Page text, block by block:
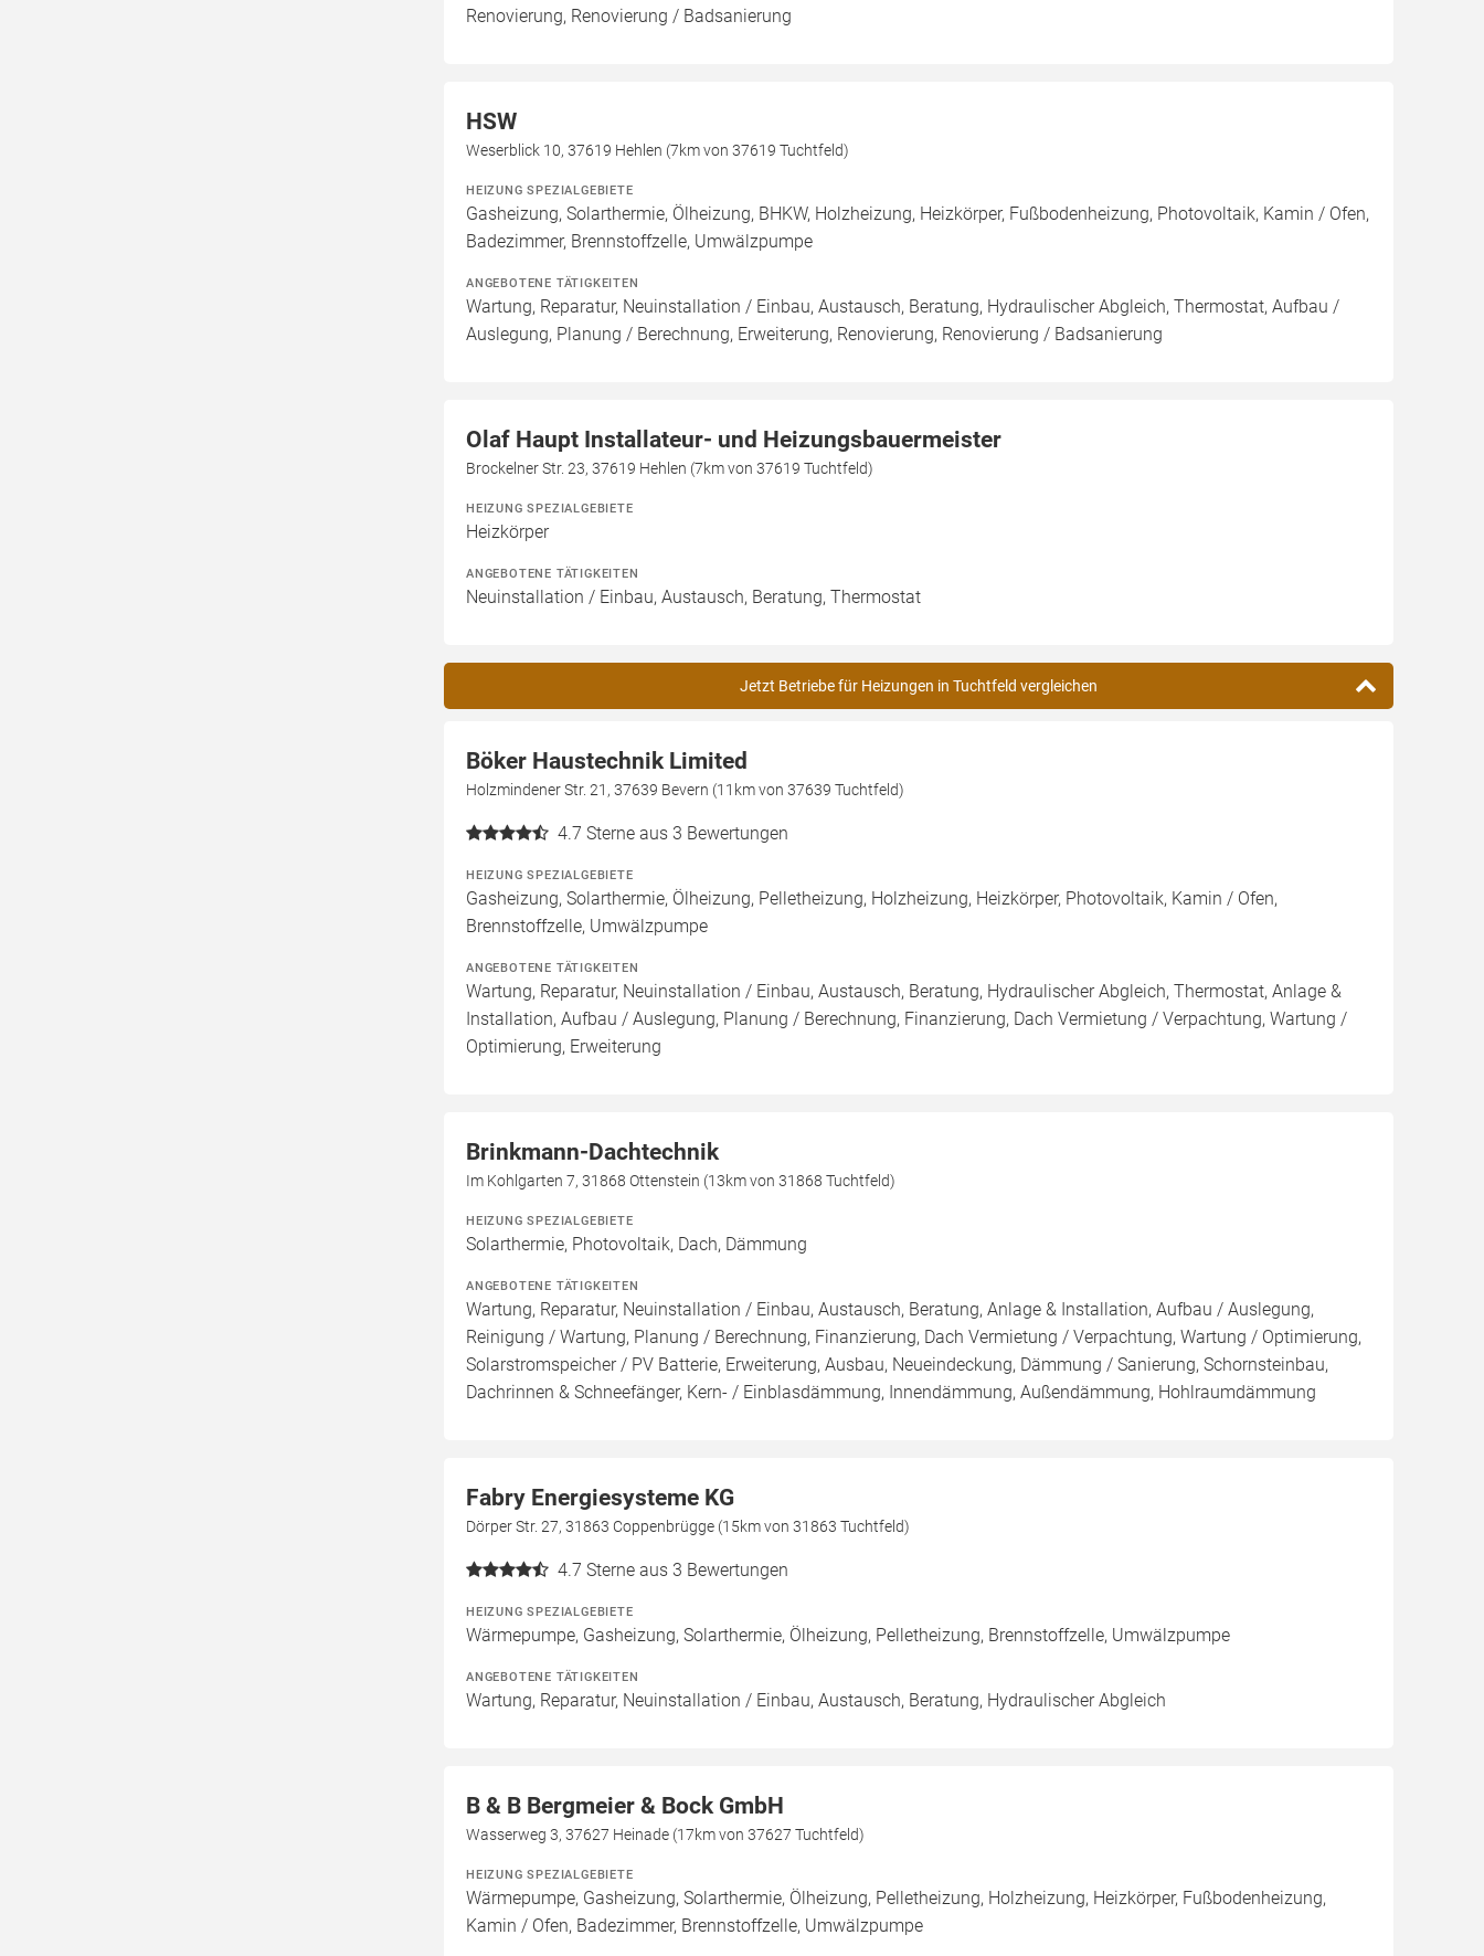
Renovierung, Renovierung / Badsanierung
HSW
Weserblick 10, 37619 Hehlen (7km von 37619 Tuchtfeld)
HEIZUNG SPEZIALGEBIETE
Gasheizung, Solarthermie, Ölheizung, BHKW, Holzheizung, Heizkörper, Fußbodenheizung, Photovoltaik, Kamin / Ofen,
Badezimmer, Brennstoffzelle, Umwälzpumpe
ANGEBOTENE TÄTIGKEITEN
Wartung, Reparatur, Neuinstallation / Einbau, Austausch, Beratung, Hydraulischer Abgleich, Thermostat, Aufbau /
Auslegung, Planung / Berechnung, Erweiterung, Renovierung, Renovierung / Badsanierung
Olaf Haupt Installateur- und Heizungsbauermeister
Brockelner Str. 23, 37619 Hehlen (7km von 37619 Tuchtfeld)
HEIZUNG SPEZIALGEBIETE
Heizkörper
ANGEBOTENE TÄTIGKEITEN
Neuinstallation / Einbau, Austausch, Beratung, Thermostat
Jetzt Betriebe für Heizungen in Tuchtfeld vergleichen
Böker Haustechnik Limited
Holzmindener Str. 21, 37639 Bevern (11km von 37639 Tuchtfeld)
4.7 Sterne aus 3 Bewertungen
HEIZUNG SPEZIALGEBIETE
Gasheizung, Solarthermie, Ölheizung, Pelletheizung, Holzheizung, Heizkörper, Photovoltaik, Kamin / Ofen,
Brennstoffzelle, Umwälzpumpe
ANGEBOTENE TÄTIGKEITEN
Wartung, Reparatur, Neuinstallation / Einbau, Austausch, Beratung, Hydraulischer Abgleich, Thermostat, Anlage &
Installation, Aufbau / Auslegung, Planung / Berechnung, Finanzierung, Dach Vermietung / Verpachtung, Wartung /
Optimierung, Erweiterung
Brinkmann-Dachtechnik
Im Kohlgarten 7, 31868 Ottenstein (13km von 31868 Tuchtfeld)
HEIZUNG SPEZIALGEBIETE
Solarthermie, Photovoltaik, Dach, Dämmung
ANGEBOTENE TÄTIGKEITEN
Wartung, Reparatur, Neuinstallation / Einbau, Austausch, Beratung, Anlage & Installation, Aufbau / Auslegung,
Reinigung / Wartung, Planung / Berechnung, Finanzierung, Dach Vermietung / Verpachtung, Wartung / Optimierung,
Solarstromspeicher / PV Batterie, Erweiterung, Ausbau, Neueindeckung, Dämmung / Sanierung, Schornsteinbau,
Dachrinnen & Schneefänger, Kern- / Einblasdämmung, Innendämmung, Außendämmung, Hohlraumdämmung
Fabry Energiesysteme KG
Dörper Str. 27, 31863 Coppenbrügge (15km von 31863 Tuchtfeld)
4.7 Sterne aus 3 Bewertungen
HEIZUNG SPEZIALGEBIETE
Wärmepumpe, Gasheizung, Solarthermie, Ölheizung, Pelletheizung, Brennstoffzelle, Umwälzpumpe
ANGEBOTENE TÄTIGKEITEN
Wartung, Reparatur, Neuinstallation / Einbau, Austausch, Beratung, Hydraulischer Abgleich
B & B Bergmeier & Bock GmbH
Wasserweg 3, 37627 Heinade (17km von 37627 Tuchtfeld)
HEIZUNG SPEZIALGEBIETE
Wärmepumpe, Gasheizung, Solarthermie, Ölheizung, Pelletheizung, Holzheizung, Heizkörper, Fußbodenheizung,
Kamin / Ofen, Badezimmer, Brennstoffzelle, Umwälzpumpe